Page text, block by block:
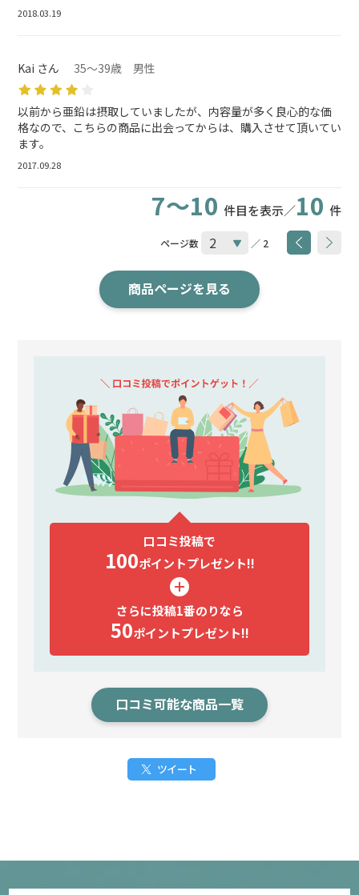
2018.03.19
Kai さん 35～39歳 男性
以前から亜鉛は摂取していましたが、内容量が多く良心的な価
格なので、こちらの商品に出会ってからは、購入させて頂いてい
ます。
2017.09.28
7～10 件目を表示／10 件
ページ数 ／ 2
商品ページを見る
口コミ投稿で
100ポイントプレゼント!!
さらに投稿1番のりなら
50ポイントプレゼント!!
口コミ可能な商品一覧
ツイート